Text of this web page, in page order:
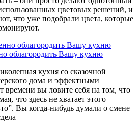
цветовых решений, и
что уже подобрали цвета, которые
облагородить Вашу кухню
кухня со сказочной
дома и эффектными
времени вы ловите себя на том, что
что здесь не хватает этого
Вы когда-нибудь думали о смене